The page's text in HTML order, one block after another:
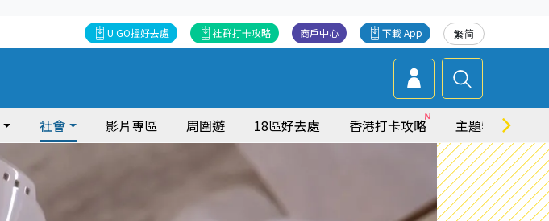
繁简
下載 App
商戶中心
社群打卡攻略
U GO搵好去處
社會 影片專區 周圍遊 18區好去處 香港打卡攻略 主題特集